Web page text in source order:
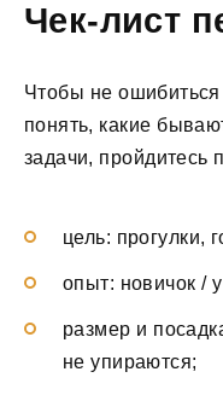
Чек-лист
Чтобы не
понять, какие
задачи, пройдитесь
цель: прогулки,
опыт: новичок /
размер и
не упираются;